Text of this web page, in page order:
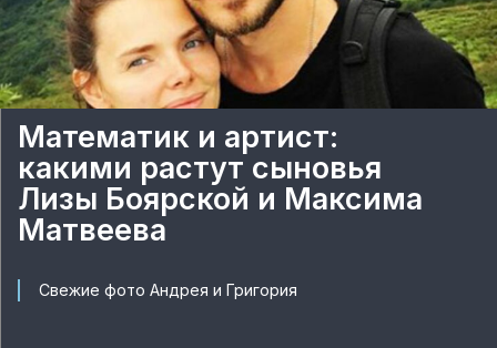
Математик и артист:
какими растут сыновья
Лизы Боярской и Максима
Матвеева
Свежие фото Андрея и Григория